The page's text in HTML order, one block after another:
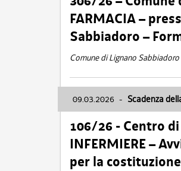
FARMACIA –
Sabbiadoro –
Comune di Lignano Sabbiadoro
09.03.2026 - Scadenza
106/26 - Centro
INFERMIERE –
per la